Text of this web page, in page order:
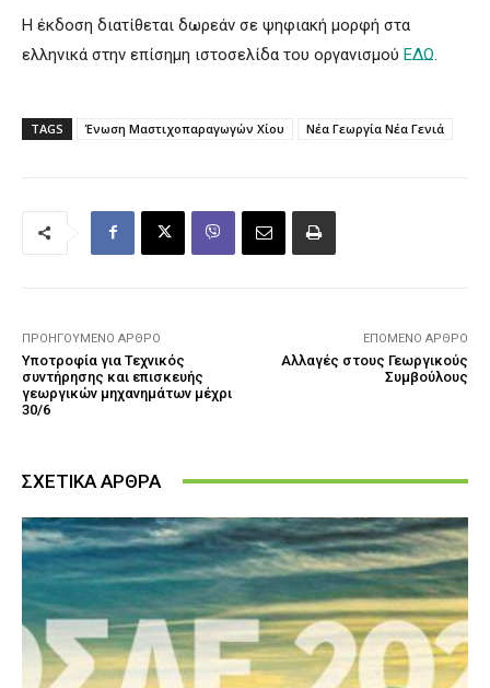
Η έκδοση διατίθεται δωρεάν σε ψηφιακή μορφή στα
ελληνικά στην επίσημη ιστοσελίδα του οργανισμού ΕΔΩ
TAGS Ένωση Μαστιχοπαραγωγών Χίου Νέα Γεωργία Νέα Γενιά
ΠΡΟΗΓΟΎΜΕΝΟ ΆΡΘΡΟ
Υποτροφία για Τεχνικός
συντήρησης και επισκευής
γεωργικών μηχανημάτων μέχρι
30/6
ΕΠΌΜΕΝΟ ΆΡΘΡΟ
Αλλαγές στους Γεωργικούς
Συμβούλους
ΣΧΕΤΙΚΑ ΑΡΘΡΑ